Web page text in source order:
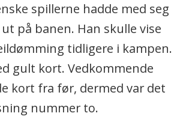
spillerne hadde med seg
på banen. Han skulle vise
tidligere i kampen.
gult kort. Vedkommende
kort fra før, dermed var det
nummer to.